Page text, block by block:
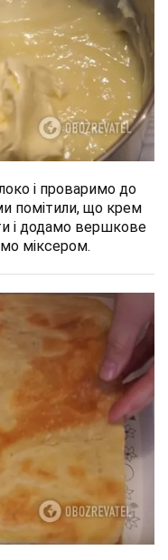
і проваримо до
помітили, що крем
і додамо вершкове
міксером.